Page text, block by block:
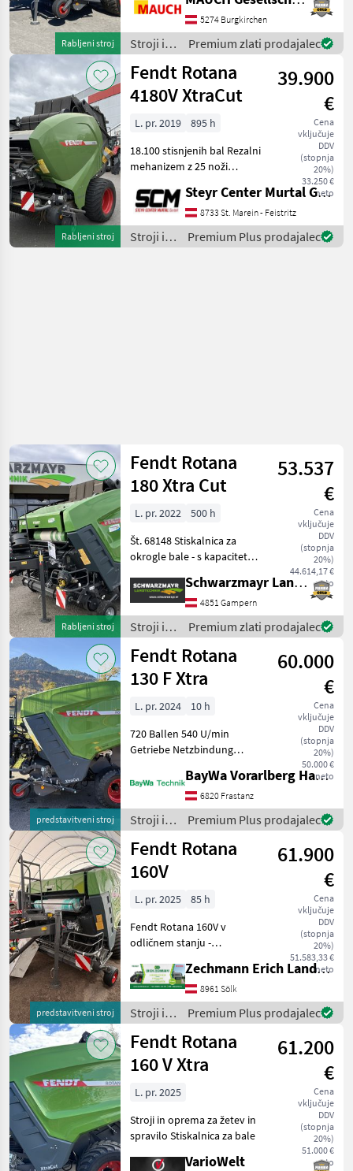
Rabljeni stroj
kardanski gred - 25 nožev -
krmiljenje skupin nožev -
nastavljiva komora za bale
(0, 7
5274 Burgkirchen
Stroji in
oprema
za žetev
in
spravilo
/ Fendt
Premium zlati prodajalec
Rabljeni stroj
Fendt Rotana
4180V XtraCut
39.900
€
Cena
vključuje
DDV
(stopnja
20%)
33.250 €
neto
L. pr. 2019
895 h
18.100 stisnjenih bal Rezalni
mehanizem z 25 noži
komora za baliranje do 1,
80 m Pnevmatike:
500/45R22.5 Vezanje z
mrežo ISOBus brez term
Steyr Center Murtal GmbH
8733 St. Marein - Feistritz
Stroji in
oprema
Premium Plus prodajalec
Rabljeni stroj
Fendt Rotana
180 Xtra Cut
53.537
€
Cena
vključuje
DDV
(stopnja
20%)
44.614,17 €
neto
L. pr. 2022
500 h
Št. 68148 Stiskalnica za
okrogle bale - s kapaciteto
2022 - s 4 jermeni - z
rezalnim mehanizmom s 17
noži - s krmiljenjem skupin
nožev
Schwarzmayr Landtechnik GmbH - Gampern
4851 Gampern
Stroji in
oprema
za žetev
in
spravilo
/ Fendt
Premium zlati prodajalec
predstavitveni stroj
Fendt Rotana
130 F Xtra
60.000
€
Cena
vključuje
DDV
(stopnja
20%)
50.000 €
neto
L. pr. 2024
10 h
720 Ballen 540 U/min
Getriebe Netzbindung
Netzrollenhalter
Ausziehbare
Ballenauswerfer
Befüllanzeige Unterlegkeile
Ausrüstung Ersteinsatz
Speed
BayWa Vorarlberg HandelsGmbH BayWa Technik
6820 Frastanz
Stroji in
oprema
za žetev
in
spravilo
/ Fendt
Premium Plus prodajalec
predstavitveni stroj
Fendt Rotana
160V
61.900
€
Cena
vključuje
DDV
(stopnja
20%)
51.583,33 €
neto
L. pr. 2025
85 h
Fendt Rotana 160V v
odličnem stanju -
komora - rezalni
mehanizem z 25 noži in
hidravličnim skupinskim
krmiljenjem (25, 13, 12
nožev ali brez
Zechmann Erich Landmaschinen-Portalbau
8961 Sölk
Stroji in
oprema
za žetev
in
spravilo
/ Fendt
Premium Plus prodajalec
Fendt Rotana
160 V Xtra
61.200
€
Cena
vključuje
DDV
(stopnja
20%)
51.000 €
neto
L. pr. 2025
Stroji in oprema za žetev in
spravilo Stiskalnica za bale
VarioWelt